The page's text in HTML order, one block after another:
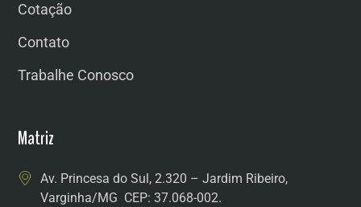
Cotação
Contato
Trabalhe Conosco
Matriz
Av. Princesa do Sul, 2.320 – Jardim Ribeiro,
Varginha/MG CEP: 37.068-002.